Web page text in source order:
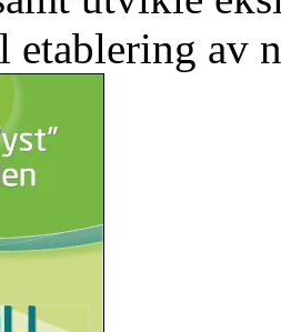
etablering av